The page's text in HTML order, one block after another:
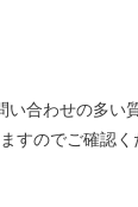
優雅なたたずま
い合わせの多い
すのでご確認く